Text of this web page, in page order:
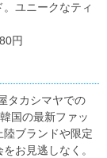
ユニークなティ
円
タカシマヤでの
国の最新ファッ
ブランドや限定
お見逃しなく。